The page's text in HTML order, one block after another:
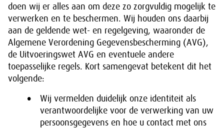
doen wij er alles aan om deze zo zorgvuldig mogelijk te
verwerken en te beschermen. Wij houden ons daarbij
aan de geldende wet- en regelgeving, waaronder de
Algemene Verordening Gegevensbescherming (AVG),
de Uitvoeringswet AVG en eventuele andere
toepasselijke regels. Kort samengevat betekent dit het
volgende:
Wij vermelden duidelijk onze identiteit als
verantwoordelijke voor de verwerking van uw
persoonsgegevens en hoe u contact met ons